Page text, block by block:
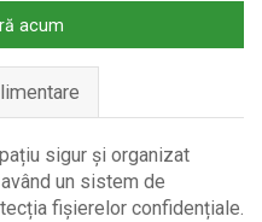
acum
sigur și organizat
un sistem de
fișierelor confidențiale.